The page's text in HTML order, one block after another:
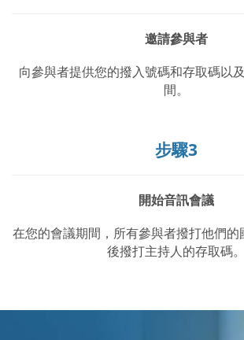
邀請參與者
向參與者提供您的撥入號碼和存取碼以
間。
步驟3
開始音訊會議
在您的會議期間，所有參與者撥打他們的
後撥打主持人的存取碼。